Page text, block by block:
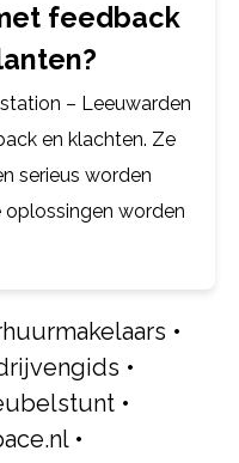
feedback
– Leeuwarden
en klachten. Ze
serieus worden
worden
•
•
•
•